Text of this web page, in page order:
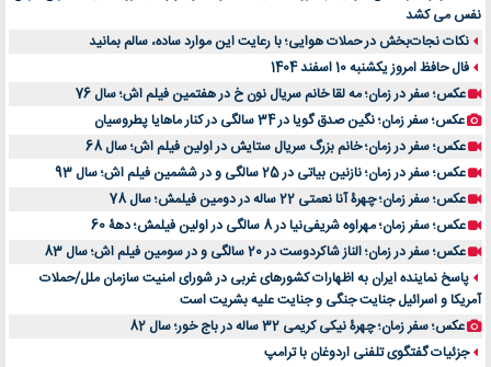
نفس می کشد
نکات نجات‌بخش در حملات هوایی؛ با رعایت این موارد ساده، سالم بمانید
فال حافظ امروز یکشنبه 10 اسفند 1404
عکس؛ سفر در زمان؛ مه لقا خانم سریال نون خ در هفتمین فیلم اش؛ سال 76
عکس؛ سفر زمان؛ نگین صدق گویا در 34 سالگی در کنار ماهایا پطروسیان
عکس؛ سفر در زمان؛ خانم بزرگ سریال ستایش در اولین فیلم اش؛ سال 68
عکس؛ سفر در زمان؛ نازنین بیاتی در 25 سالگی و در ششمین فیلم اش؛ سال 93
عکس؛ سفر زمان؛ چهرۀ آنا نعمتی 22 ساله در دومین فیلمش؛ سال 78
عکس؛ سفر زمان؛ مهراوه شریفی‌نیا در 8 سالگی در اولین فیلمش؛ دهۀ 60
عکس؛ سفر در زمان؛ الناز شاکردوست در 20 سالگی و در سومین فیلم اش؛ سال 83
پاسخ نماینده ایران به اظهارات کشورهای غربی در شورای امنیت سازمان ملل/حملات
آمریکا و اسرائیل جنایت جنگی و جنایت علیه بشریت است
عکس؛ سفر زمان؛ چهرۀ نیکی کریمی 32 ساله در باج خور؛ سال 82
جزئیات گفتگوی تلفنی اردوغان با ترامپ